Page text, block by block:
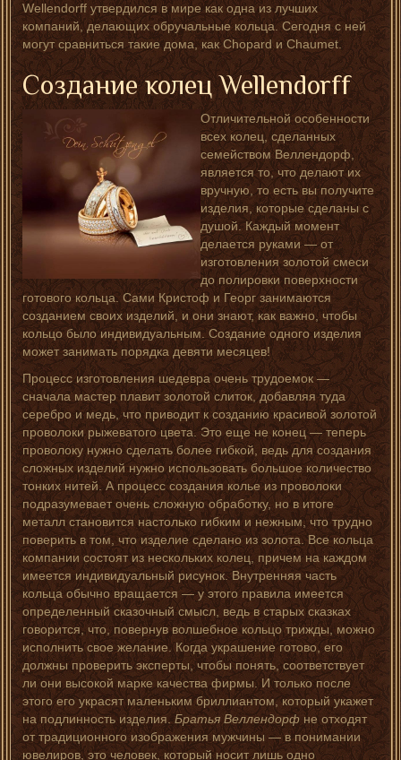
Wellendorff утвердился в мире как одна из лучших
компаний, делающих обручальные кольца. Сегодня с ней
могут сравниться такие дома, как Chopard и Chaumet.
Создание колец Wellendorff
Отличительной особенности
всех колец, сделанных
семейством Веллендорф,
является то, что делают их
вручную, то есть вы получите
изделия, которые сделаны с
душой. Каждый момент
делается руками — от
изготовления золотой смеси
до полировки поверхности
готового кольца. Сами Кристоф и Георг занимаются
созданием своих изделий, и они знают, как важно, чтобы
кольцо было индивидуальным. Создание одного изделия
может занимать порядка девяти месяцев!
Процесс изготовления шедевра очень трудоемок —
сначала мастер плавит золотой слиток, добавляя туда
серебро и медь, что приводит к созданию красивой золотой
проволоки рыжеватого цвета. Это еще не конец — теперь
проволоку нужно сделать более гибкой, ведь для создания
сложных изделий нужно использовать большое количество
тонких нитей. А процесс создания колье из проволоки
подразумевает очень сложную обработку, но в итоге
металл становится настолько гибким и нежным, что трудно
поверить в том, что изделие сделано из золота. Все кольца
компании состоят из нескольких колец, причем на каждом
имеется индивидуальный рисунок. Внутренняя часть
кольца обычно вращается — у этого правила имеется
определенный сказочный смысл, ведь в старых сказках
говорится, что, повернув волшебное кольцо трижды, можно
исполнить свое желание. Когда украшение готово, его
должны проверить эксперты, чтобы понять, соответствует
ли они высокой марке качества фирмы. И только после
этого его украсят маленьким бриллиантом, который укажет
на подлинность изделия.Братья Веллендорф не отходят
от традиционного изображения мужчины — в понимании
ювелиров, это человек, который носит лишь одно